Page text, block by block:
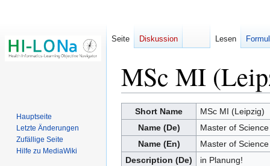
MSc MI
Navigation
springen
Suche
springen
Short Name
MSc MI (Leipzig)
Name (De)
Master of
Name (En)
Master of
Description (De)
in Planung!
Seite Diskussion Lesen
Hauptseite
Letzte Änderungen
Zufällige Seite
Hilfe zu MediaWiki